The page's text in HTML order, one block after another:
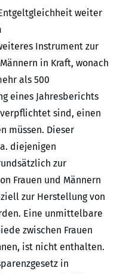
weiter
Instrument zur
in Kraft, wonach
als 500
eines Jahresberichts
sind, einen
müssen. Dieser
diejenigen
zur
Frauen und Männern
zur Herstellung von
Eine unmittelbare
zwischen Frauen
ist nicht enthalten.
in